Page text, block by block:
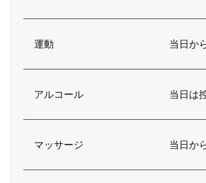
運動 当日か
アルコール 当日は
マッサージ 当日か